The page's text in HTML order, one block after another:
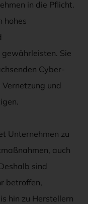
in die Pflicht.
hohes
Sie
Cyber-
und
Unternehmen zu
auch
sind
betroffen,
hin zu Herstellern